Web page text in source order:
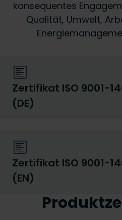
konsequentes
Qualität, Umwelt,
Zertifikat ISO 9001-
(DE)
Zertifikat ISO 9001-
(EN)